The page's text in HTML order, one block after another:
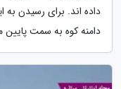
داده اند. برای رسیدن
دامنه کوه به سمت پایین